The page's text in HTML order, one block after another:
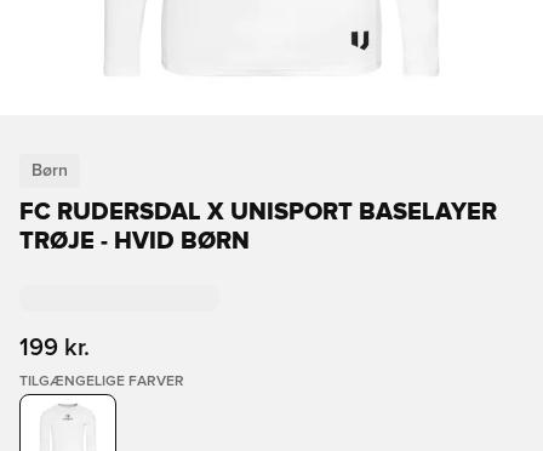
Børn
FC RUDERSDAL X UNISPORT BASELAYER
TRØJE - HVID BØRN
199 kr.
TILGÆNGELIGE FARVER